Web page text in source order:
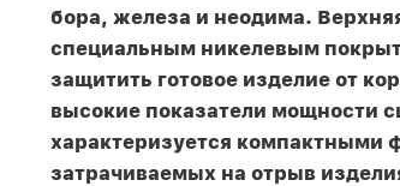
бора, железа и неодима.
специальным никелевым
защитить готовое изделие от
высокие показатели мощности
характеризуется компактными
затрачиваемых на отрыв